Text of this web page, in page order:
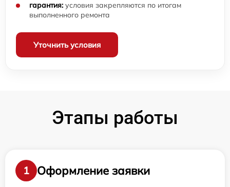
гарантия: условия закрепляются по итогам
выполненного ремонта
Уточнить условия
Этапы работы
1
Оформление заявки